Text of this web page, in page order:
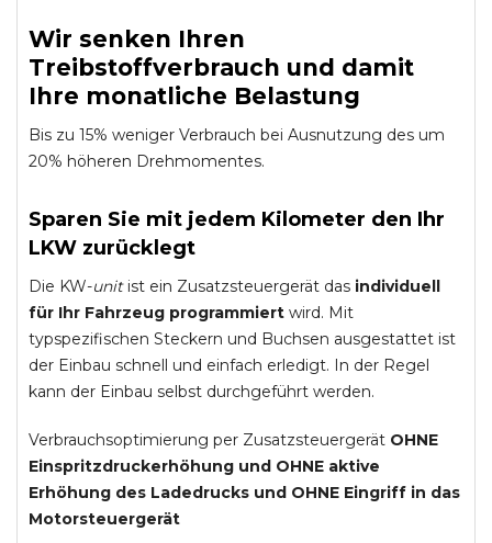
Wir senken Ihren
Treibstoffverbrauch und damit
Ihre monatliche Belastung
Bis zu 15% weniger Verbrauch bei Ausnutzung des um
20% höheren Drehmomentes.
Sparen Sie mit jedem Kilometer den Ihr
LKW zurücklegt
Die KW-unitist ein Zusatzsteuergerät das individuell
für Ihr Fahrzeug programmiert wird. Mit
typspezifischen Steckern und Buchsen ausgestattet ist
der Einbau schnell und einfach erledigt. In der Regel
kann der Einbau selbst durchgeführt werden.
Verbrauchsoptimierung per Zusatzsteuergerät OHNE
Einspritzdruckerhöhung und OHNE aktive
Erhöhung des Ladedrucks und OHNE Eingriff in das
Motorsteuergerät